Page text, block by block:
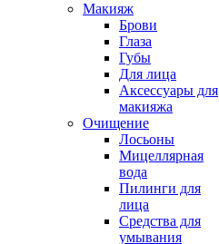
Макияж
Брови
Глаза
Губы
Для лица
Аксессуары для
макияжа
Очищение
Лосьоны
Мицеллярная
вода
Пилинги для
лица
Средства для
умывания